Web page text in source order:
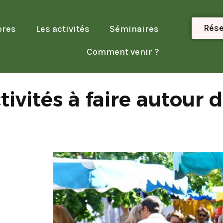
Les activités Séminaires
Comment venir ?
à faire autour